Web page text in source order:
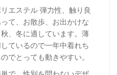
エステル 弾力性、触り良
て、お散歩、お出かけな
、冬に適しています。薄
ているので一年中着れち
でとっても動きやすい。